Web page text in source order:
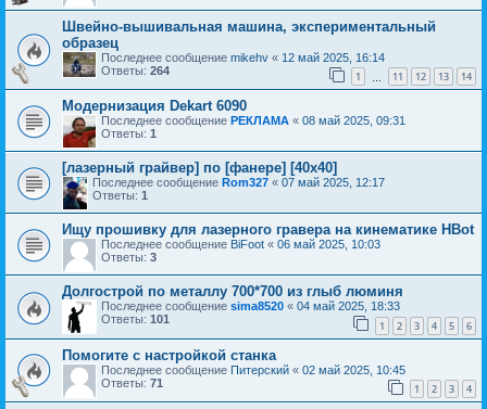
Швейно-вышивальная машина, экспериментальный
образец
Последнее сообщение mikehv « 12 май 2025, 16:14
Ответы: 264 1 11 12 13 14
Модернизация Dekart 6090
Последнее сообщение РЕКЛАМА « 08 май 2025, 09:31
Ответы: 1
[лазерный грайвер] по [фанере] [40х40]
Последнее сообщение Rom327 « 07 май 2025, 12:17
Ответы: 1
Ищу прошивку для лазерного гравера на кинематике HBot
Последнее сообщение BiFoot « 06 май 2025, 10:03
Ответы: 3
Долгострой по металлу 700*700 из глыб люминя
Последнее сообщение sima8520 « 04 май 2025, 18:33
Ответы: 101 1 2 3 4 5 6
Помогите с настройкой станка
Последнее сообщение Питерский « 02 май 2025, 10:45
Ответы: 71 1 2 3 4